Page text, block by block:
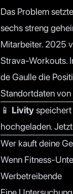
Das Problem
sechs streng
Mitarbeiter. 2025
Strava-Workouts.
de Gaulle die
Standortdaten
📱 Livity
hochgeladen.
Wer kauft deine
Wenn Fitness-
Werbetreibende